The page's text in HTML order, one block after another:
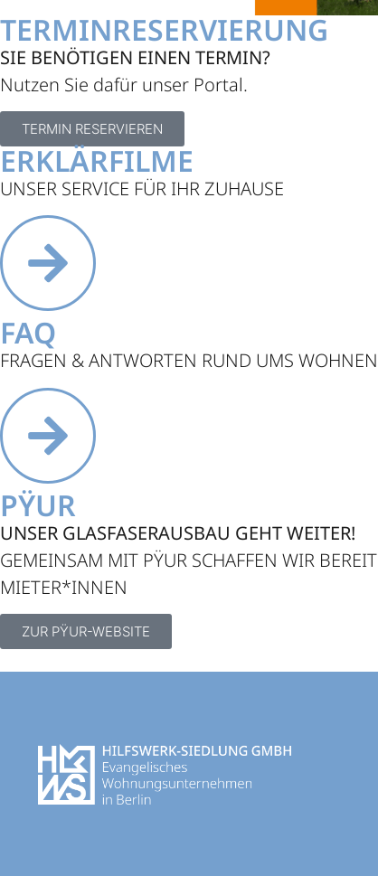
TERMINRESERVIERUNG
SIE BENÖTIGEN EINEN TERMIN?
Nutzen Sie dafür unser Portal.
TERMIN RESERVIEREN
ERKLÄRFILME
UNSER SERVICE FÜR IHR ZUHAUSE
FAQ
FRAGEN & ANTWORTEN RUND UMS WOHNEN
PŸUR
UNSER GLASFASERAUSBAU GEHT WEITER!
GEMEINSAM MIT PŸUR SCHAFFEN WIR
MIETER*INNEN
ZUR PŸUR-WEBSITE